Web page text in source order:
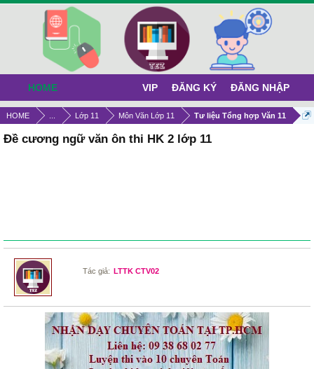
HOME Lớp 11 Môn Văn Lớp 11 Tư liệu Tổng hợp Văn 11
Đề cương ngữ văn ôn thi HK 2 lớp 11
Tác giả: LTTK CTV02
HOME VIP ĐĂNG KÝ ĐĂNG NHẬP